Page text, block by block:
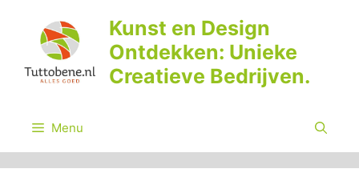
inhoud
Kunst en Design
Ontdekken: Unieke
Creatieve Bedrijven.
Menu